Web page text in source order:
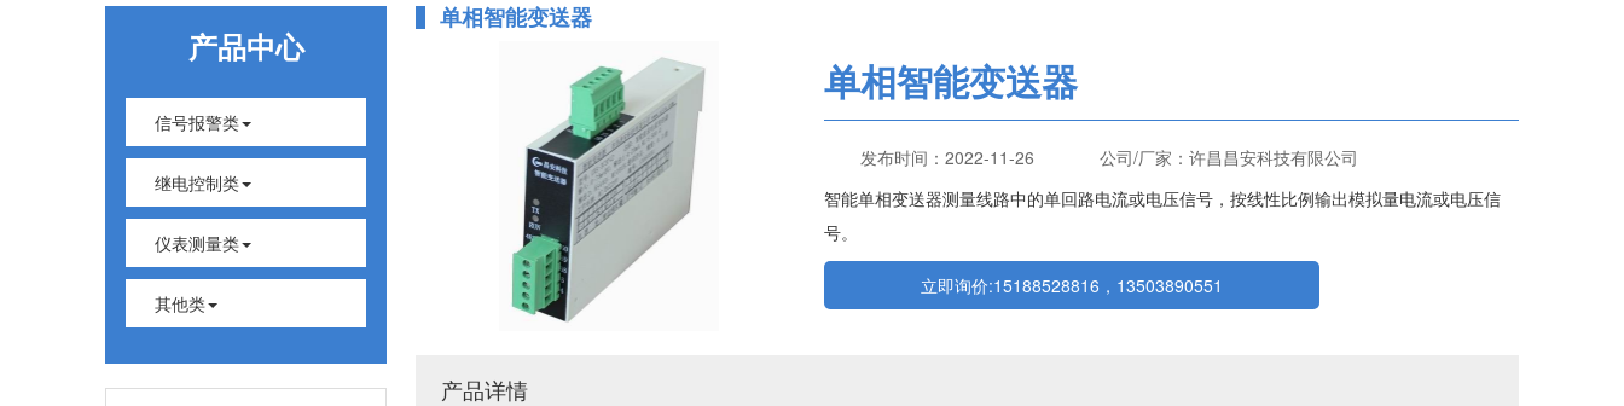
产品中心
信号报警类
继电控制类
仪表测量类
其他类
单相智能变送器
单相智能变送器
发布时间：2022-11-26
公司/厂家：许昌昌安科技有限公司
智能单相变送器测量线路中的单回路电流或电压信号，按线性比例输出模拟量电流或电压信
号。
立即询价:15188528816，13503890551
产品详情